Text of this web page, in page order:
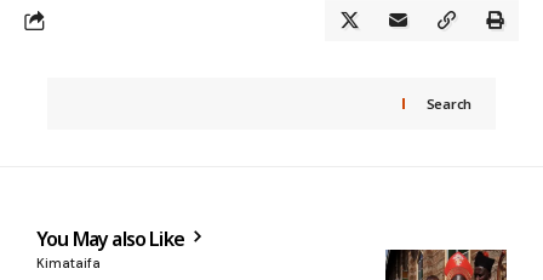
Search
You May also Like
Kimataifa